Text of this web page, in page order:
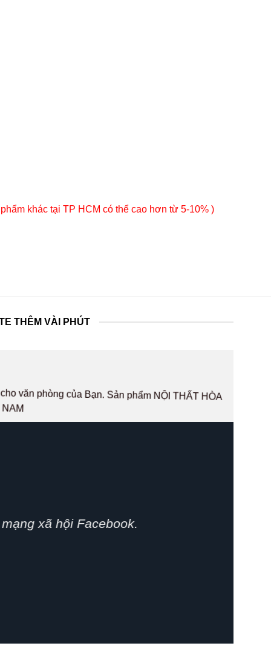
khác tại TP HCM có thể cao hơn từ 5-10% )
THÊM VÀI PHÚT
văn phòng của Bạn. Sản phẩm NỘI THẤT HÒA
huy.